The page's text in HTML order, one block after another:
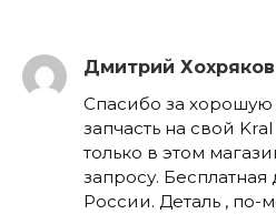
Дмитрий Хохряков
Спасибо за хорошую
запчасть на свой
только в этом
запросу. Бесплатная
России. Деталь ,